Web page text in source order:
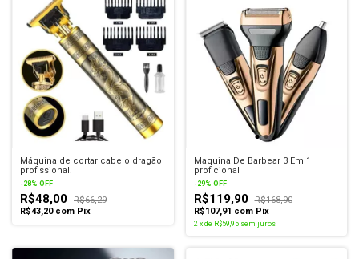
Máquina de cortar cabelo dragão
profissional.
-28% OFF
R$48,00
R$66,29
R$43,20 com Pix
Maquina De Barbear 3 Em 1
proficional
-29% OFF
R$119,90 R$168,90
R$107,91 com Pix
2 x de R$59,95 sem juros